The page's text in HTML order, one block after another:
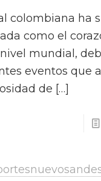
colombiana ha
como el
mundial,
eventos que
de […]